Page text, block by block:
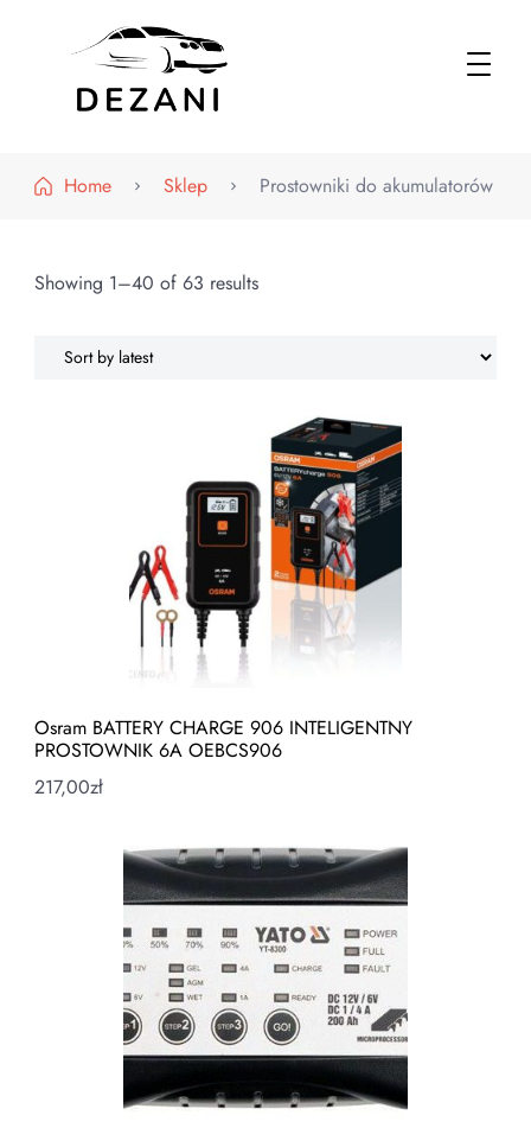
Home
Sklep Prostowniki do akumulatorów
Showing 1–40 of 63 results
Osram BATTERY CHARGE 906 INTELIGENTNY
PROSTOWNIK 6A OEBCS906
217,00zł